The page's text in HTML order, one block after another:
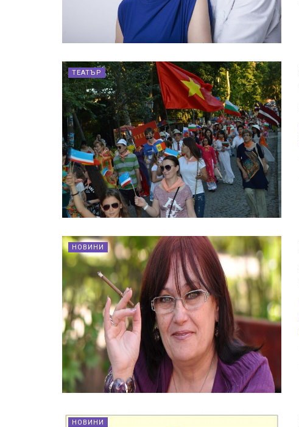
ТЕАТЪР
НОВИНИ
НОВИНИ